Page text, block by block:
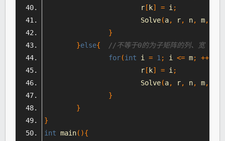
			r
[ k] = i ;
Solve(a, r, n, m,
}
}else{
//不等于0的为子矩阵的列、宽
for(int i = 1 ; i <= m; ++
			r
[ k] = i ;
Solve(a, r, n, m,
}
}
}
int main(){